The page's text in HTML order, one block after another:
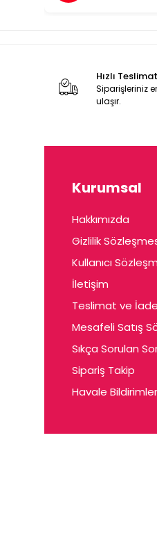
Hızlı Teslimat
Siparişleriniz
ulaşır.
Kurumsal
Hakkımızda
Gizlilik
Kullanıcı
İletişim
Teslimat ve İade
Mesafeli Satış
Sıkça Sorulan
Sipariş Takip
Havale